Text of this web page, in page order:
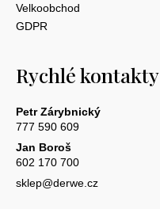
Velkoobchod
GDPR
Rychlé kontakty
Petr Zárybnický
777 590 609
Jan Boroš
602 170 700
sklep@derwe.cz